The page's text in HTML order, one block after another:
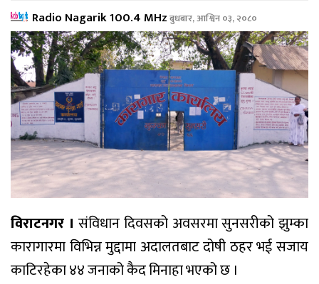
Radio Nagarik 100.4 MHzबुधबार, आश्विन ०३, २०८०
विराटनगर । संविधान दिवसको अवसरमा सुनसरीको झुम्का
कारागारमा विभिन्न मुद्दामा अदालतबाट दोषी ठहर भई सजाय
काटिरहेका ४४ जनाको कैद मिनाहा भएको छ ।